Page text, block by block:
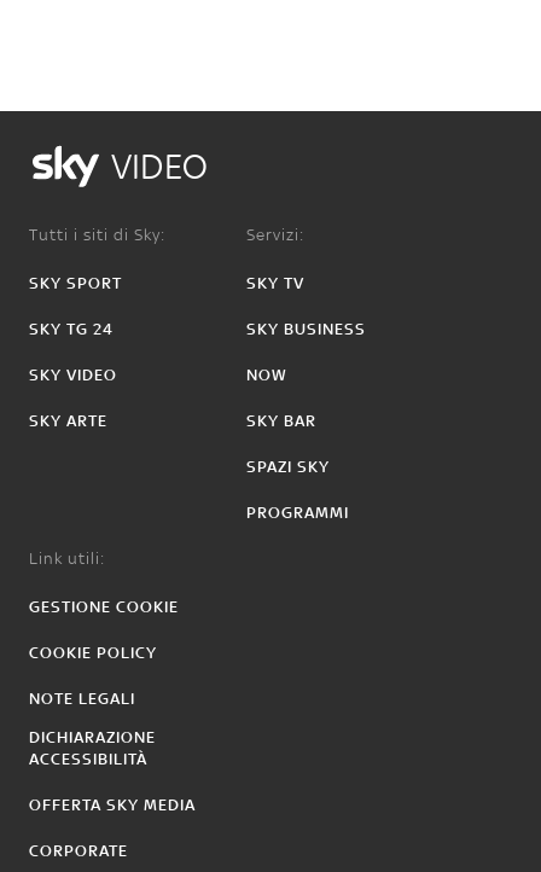
VIDEO
Tutti i siti di Sky:
SKY SPORT
SKY TG 24
SKY VIDEO
SKY ARTE
Servizi:
SKY TV
SKY BUSINESS
NOW
SKY BAR
SPAZI SKY
PROGRAMMI
Link utili:
GESTIONE COOKIE
COOKIE POLICY
NOTE LEGALI
DICHIARAZIONE
ACCESSIBILITÀ
OFFERTA SKY MEDIA
CORPORATE